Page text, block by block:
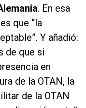
. En esa
que “la
Y añadió:
de que si
en
de la OTAN, la
de la OTAN